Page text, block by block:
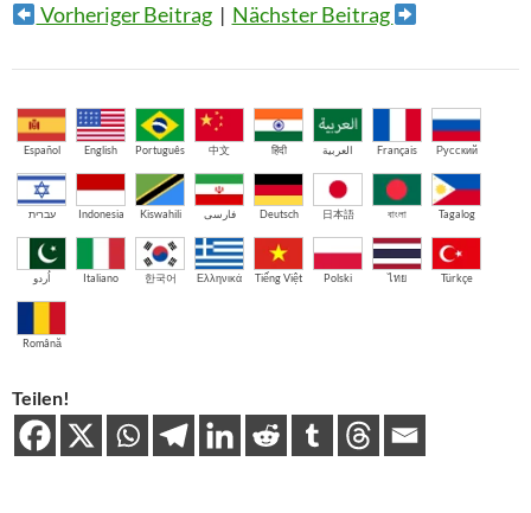
Vorheriger Beitrag| Nächster Beitrag
Español English Português 中文 हिंदी العربية Français Русский
עברית Indonesia Kiswahili فارسی Deutsch 日本語 বাংলা Tagalog
اُردو Italiano 한국어 Ελληνικά Tiếng Việt Polski ไทย Türkçe
Română
Teilen!